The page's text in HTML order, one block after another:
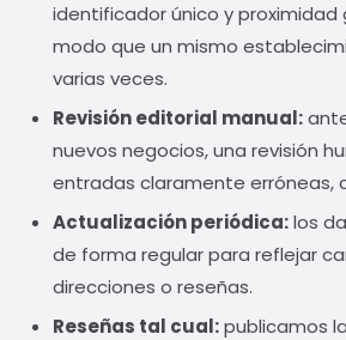
identificador único y proximidad
modo que un mismo
varias veces.
Revisión editorial manual:
nuevos negocios, una revisión
entradas claramente erróneas,
Actualización periódica:los
de forma regular para reflejar
direcciones o reseñas.
Reseñas tal cual:publicamos